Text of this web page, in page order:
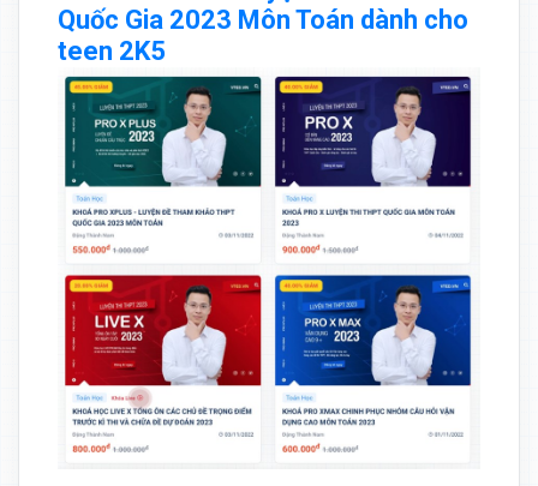
Quốc Gia 2023 Môn Toán dành cho
teen 2K5